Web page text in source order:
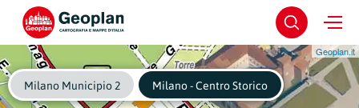
Geoplan.it
Milano Municipio 2 Milano - Centro Storico